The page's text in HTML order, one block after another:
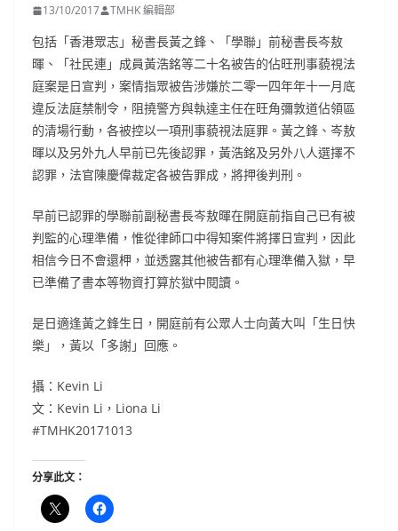
13/10/2017 TMHK 編輯部
包括「香港眾志」秘書長黃之鋒、「學聯」前秘書長岑敖
暉、「社民連」成員黃浩銘等二十名被告的佔旺刑事藐視法
庭案是日宣判，案情指眾被告涉嫌於二零一四年年十一月底
違反法庭禁制令，阻撓警方與執達主任在旺角彌敦道佔領區
的清場行動，各被控以一項刑事藐視法庭罪。黃之鋒、岑敖
暉以及另外九人早前已先後認罪，黃浩銘及另外八人選擇不
認罪，法官陳慶偉裁定各被告罪成，將押後判刑。
早前已認罪的學聯前副秘書長岑敖暉在開庭前指自己已有被
判監的心理準備，惟從律師口中得知案件將擇日宣判，因此
相信今日不會還柙，並透露其他被告都有心理準備入獄，早
已準備了書本等物資打算於獄中閱讀。
是日適逢黃之鋒生日，開庭前有公眾人士向黃大叫「生日快
樂」，黃以「多謝」回應。
攝：Kevin Li
文：Kevin Li，Liona Li
#TMHK20171013
分享此文：